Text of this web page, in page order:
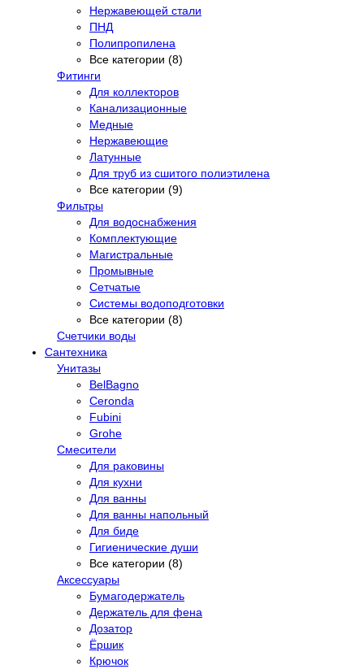
Нержавеющей стали
ПНД
Полипропилена
Все категории (8)
Фитинги
Для коллекторов
Канализационные
Медные
Нержавеющие
Латунные
Для труб из сшитого полиэтилена
Все категории (9)
Фильтры
Для водоснабжения
Комплектующие
Магистральные
Промывные
Сетчатые
Системы водоподготовки
Все категории (8)
Счетчики воды
Сантехника
Унитазы
BelBagno
Ceronda
Fubini
Grohe
Смесители
Для раковины
Для кухни
Для ванны
Для ванны напольный
Для биде
Гигиенические души
Все категории (8)
Аксессуары
Бумагодержатель
Держатель для фена
Дозатор
Ёршик
Крючок